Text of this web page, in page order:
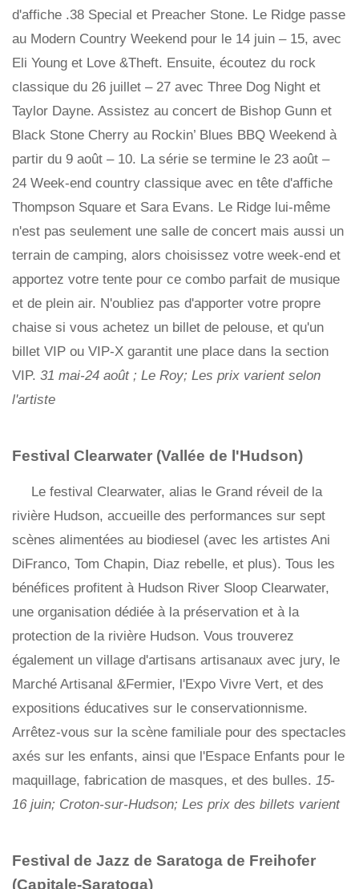
d'affiche .38 Special et Preacher Stone. Le Ridge passe
au Modern Country Weekend pour le 14 juin – 15, avec
Eli Young et Love &Theft. Ensuite, écoutez du rock
classique du 26 juillet – 27 avec Three Dog Night et
Taylor Dayne. Assistez au concert de Bishop Gunn et
Black Stone Cherry au Rockin’ Blues BBQ Weekend à
partir du 9 août – 10. La série se termine le 23 août –
24 Week-end country classique avec en tête d'affiche
Thompson Square et Sara Evans. Le Ridge lui-même
n'est pas seulement une salle de concert mais aussi un
terrain de camping, alors choisissez votre week-end et
apportez votre tente pour ce combo parfait de musique
et de plein air. N'oubliez pas d'apporter votre propre
chaise si vous achetez un billet de pelouse, et qu'un
billet VIP ou VIP-X garantit une place dans la section
VIP. 31 mai-24 août ; Le Roy; Les prix varient selon
l'artiste
Festival Clearwater (Vallée de l'Hudson)
Le festival Clearwater, alias le Grand réveil de la
rivière Hudson, accueille des performances sur sept
scènes alimentées au biodiesel (avec les artistes Ani
DiFranco, Tom Chapin, Diaz rebelle, et plus). Tous les
bénéfices profitent à Hudson River Sloop Clearwater,
une organisation dédiée à la préservation et à la
protection de la rivière Hudson. Vous trouverez
également un village d'artisans artisanaux avec jury, le
Marché Artisanal &Fermier, l'Expo Vivre Vert, et des
expositions éducatives sur le conservationnisme.
Arrêtez-vous sur la scène familiale pour des spectacles
axés sur les enfants, ainsi que l'Espace Enfants pour le
maquillage, fabrication de masques, et des bulles. 15-
16 juin; Croton-sur-Hudson; Les prix des billets varient
Festival de Jazz de Saratoga de Freihofer
(Capitale-Saratoga)